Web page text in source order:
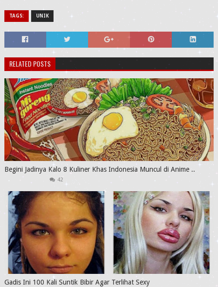
TAGS: UNIK
RELATED POSTS
Begini Jadinya Kalo 8 Kuliner Khas Indonesia Muncul di Anime ..
42
Gadis Ini 100 Kali Suntik Bibir Agar Terlihat Sexy